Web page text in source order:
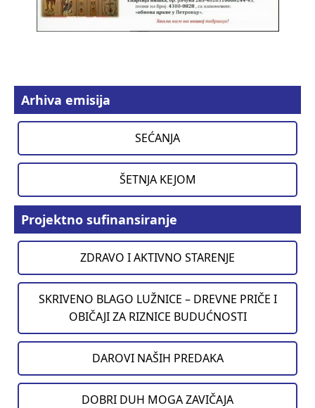
Arhiva emisija
SEĆANJA
ŠETNJA KEJOM
Projektno sufinansiranje
ZDRAVO I AKTIVNO STARENJE
SKRIVENO BLAGO LUŽNICE – DREVNE PRIČE I
OBIČAJI ZA RIZNICE BUDUĆNOSTI
DAROVI NAŠIH PREDAKA
DOBRI DUH MOGA ZAVIČAJA